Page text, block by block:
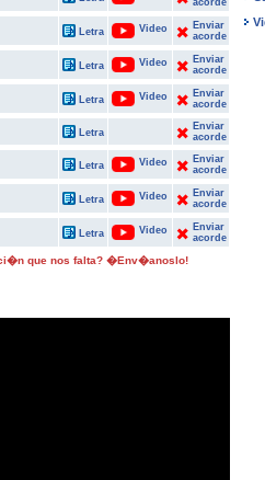
acorde
Letra Video
Enviar
acorde
Letra Video
Enviar
acorde
Letra Video
Enviar
acorde
Letra
Enviar
acorde
Letra Video
Enviar
acorde
Letra Video
Enviar
acorde
Letra Video
Enviar
acorde
que nos falta? �Env�anoslo!